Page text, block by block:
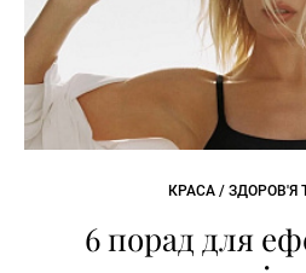
КРАСА / ЗДОРОВ'Я
6 порад для